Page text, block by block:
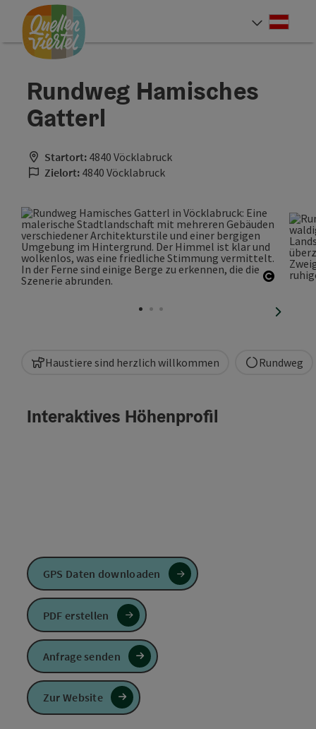
Zum Inhalt
Zur Navigation
Zum Seitenanfang
Rundweg Hamisches
Gatterl
Startort: 4840 Vöcklabruck
Zielort: 4840 Vöcklabruck
Haustiere sind herzlich willkommen Rundweg
Interaktives Höhenprofil
GPS Daten downloaden
PDF erstellen
Anfrage senden
Zur Website